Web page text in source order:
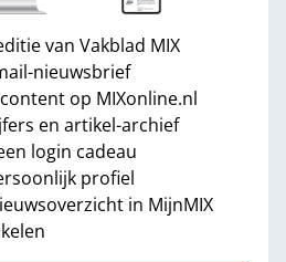
van Vakblad MIX
nieuwsbrief
op MIXonline.nl
en artikel-archief
login cadeau
profiel
in MijnMIX